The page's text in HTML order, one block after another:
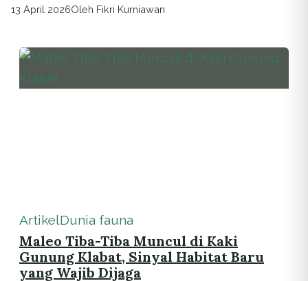
13 April 2026Oleh Fikri Kurniawan
ArtikelDunia fauna
Maleo Tiba-Tiba Muncul di Kaki
Gunung Klabat, Sinyal Habitat Baru
yang Wajib Dijaga